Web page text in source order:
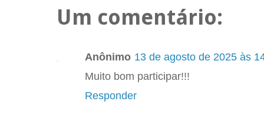
Um comentário:
Anônimo 13 de agosto de 2025 às
Muito bom participar!!!
Responder